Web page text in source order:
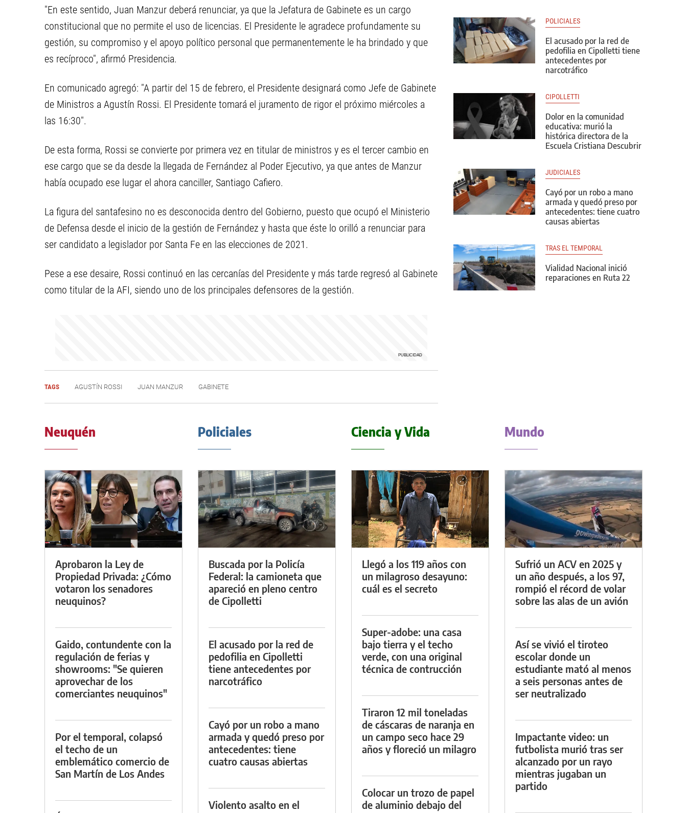
"En este sentido, Juan Manzur deberá renunciar, ya que la Jefatura de Gabinete es un cargo
constitucional que no permite el uso de licencias. El Presidente le agradece profundamente su
gestión, su compromiso y el apoyo político personal que permanentemente le ha brindado y que
es recíproco", afirmó Presidencia.
En comunicado agregó: "A partir del 15 de febrero, el Presidente designará como Jefe de Gabinete
de Ministros a Agustín Rossi. El Presidente tomará el juramento de rigor el próximo miércoles a
las 16:30".
De esta forma, Rossi se convierte por primera vez en titular de ministros y es el tercer cambio en
ese cargo que se da desde la llegada de Fernández al Poder Ejecutivo, ya que antes de Manzur
había ocupado ese lugar el ahora canciller, Santiago Cafiero.
La figura del santafesino no es desconocida dentro del Gobierno, puesto que ocupó el Ministerio
de Defensa desde el inicio de la gestión de Fernández y hasta que éste lo orilló a renunciar para
ser candidato a legislador por Santa Fe en las elecciones de 2021.
Pese a ese desaire, Rossi continuó en las cercanías del Presidente y más tarde regresó al Gabinete
como titular de la AFI, siendo uno de los principales defensores de la gestión.
TAGS AGUSTÍN ROSSI JUAN MANZUR GABINETE
POLICIALES
El acusado por la red de
pedofilia en Cipolletti tiene
antecedentes por
narcotráfico
CIPOLLETTI
Dolor en la comunidad
educativa: murió la
histórica directora de la
Escuela Cristiana Descubrir
JUDICIALES
Cayó por un robo a mano
armada y quedó preso por
antecedentes: tiene cuatro
causas abiertas
TRAS EL TEMPORAL
Vialidad Nacional inició
reparaciones en Ruta 22
Neuquén
Aprobaron la Ley de
Propiedad Privada: ¿Cómo
votaron los senadores
neuquinos?
Gaido, contundente con la
regulación de ferias y
showrooms: "Se quieren
aprovechar de los
comerciantes neuquinos"
Por el temporal, colapsó
el techo de un
emblemático comercio de
San Martín de Los Andes
Policiales
Buscada por la Policía
Federal: la camioneta que
apareció en pleno centro
de Cipolletti
El acusado por la red de
pedofilia en Cipolletti
tiene antecedentes por
narcotráfico
Cayó por un robo a mano
armada y quedó preso por
antecedentes: tiene
cuatro causas abiertas
Violento asalto en el
Ciencia y Vida
Llegó a los 119 años con
un milagroso desayuno:
cuál es el secreto
Super-adobe: una casa
bajo tierra y el techo
verde, con una original
técnica de contrucción
Tiraron 12 mil toneladas
de cáscaras de naranja en
un campo seco hace 29
años y floreció un milagro
Colocar un trozo de papel
de aluminio debajo del
Mundo
Sufrió un ACV en 2025 y
un año después, a los 97,
rompió el récord de volar
sobre las alas de un avión
Así se vivió el tiroteo
escolar donde un
estudiante mató al menos
a seis personas antes de
ser neutralizado
Impactante video: un
futbolista murió tras ser
alcanzado por un rayo
mientras jugaban un
partido